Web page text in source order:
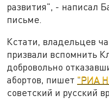
развития", - написал
письме.
Кстати, владельцев
призвали вспомнить
добровольно
абортов, пишет "РИА
советский и русский